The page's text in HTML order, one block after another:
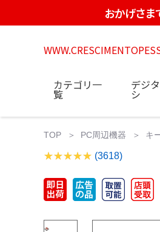
おかげさ
カテゴリ一
覧
デジ
シ
TOP PC周辺機器 キ
(3618)